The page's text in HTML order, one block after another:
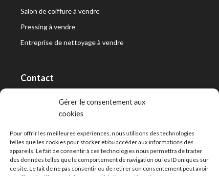
Gérer le consentement aux
cookies
Pour offrir les meilleures expériences, nous utilisons des technologies
telles que les cookies pour stocker et/ou accéder aux informations des
appareils. Le fait de consentir à ces technologies nous permettra de traiter
des données telles que le comportement de navigation ou les ID uniques sur
ce site. Le fait de ne pas consentir ou de retirer son consentement peut avoir
Salon de coiffure à vendre
Pressing à vendre
Entreprise de nettoyage à vendre
Contact
RT Capital First SA/Ltd
info@capitalfirst.ch